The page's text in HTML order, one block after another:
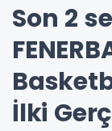
Son 2
İlki